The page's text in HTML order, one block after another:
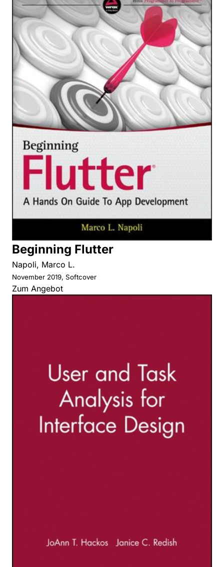
Beginning Flutter
Napoli, Marco L.
November 2019, Softcover
Zum Angebot